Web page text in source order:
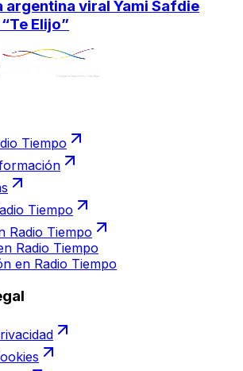
argentina viral Yami Safdie
Elijo”
Tiempo
Tiempo
Radio Tiempo
Radio Tiempo
en Radio Tiempo